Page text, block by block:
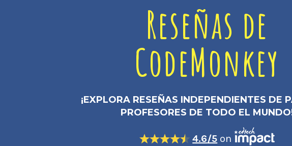
Reseñas de
CodeMonkey
¡EXPLORA RESEÑAS INDEPENDIENTES DE
PROFESORES DE TODO EL
4.6/5 on